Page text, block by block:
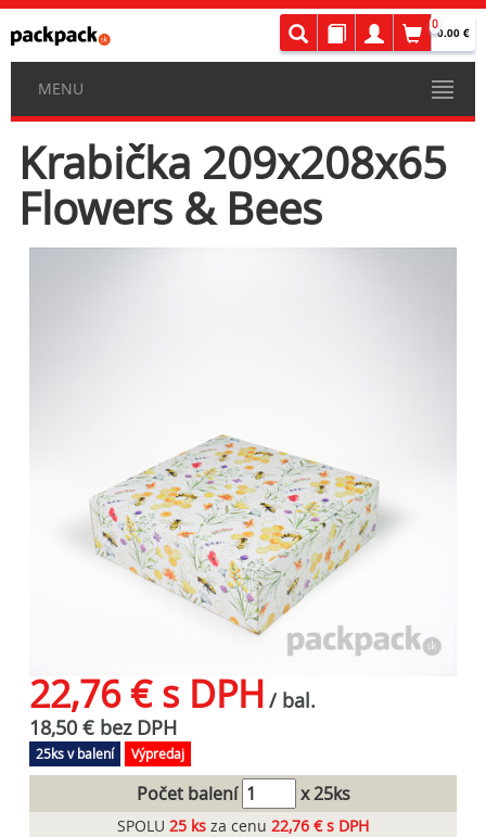
0
0.00 €
MENU
Krabička 209x208x65
Flowers & Bees
22,76 € s DPH / bal.
18,50 € bez DPH
25ks v balení Výpredaj
Počet balení x 25ks
SPOLU 25 ks za cenu 22,76 € s DPH